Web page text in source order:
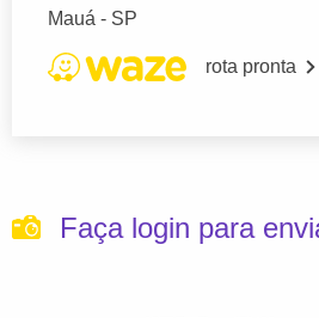
Mauá - SP
rota pronta
Faça login para